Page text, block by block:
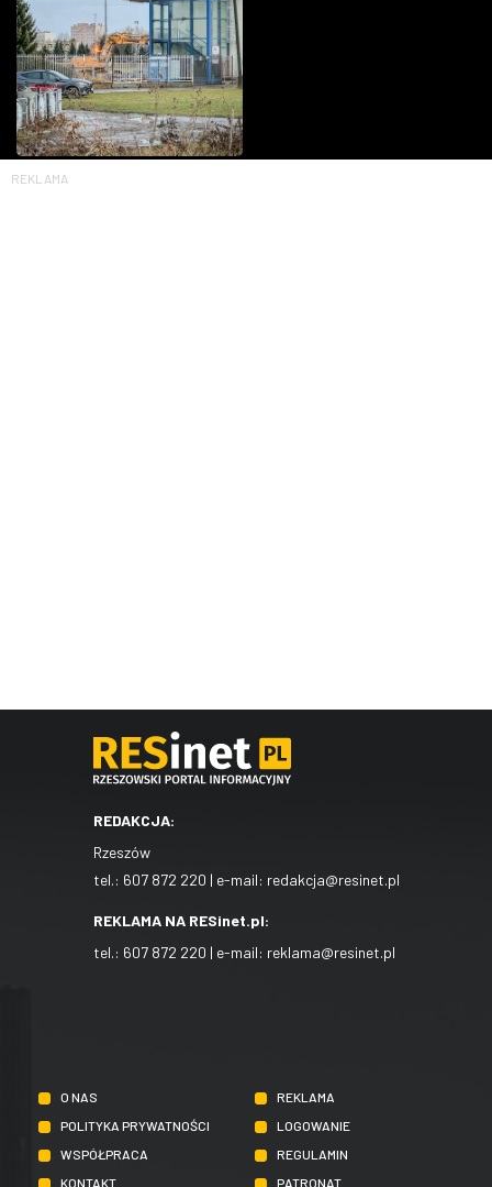
REKLAMA
REDAKCJA:
Rzeszów
tel.: 607 872 220 | e-mail: redakcja@resinet.pl
REKLAMA NA RESinet.pl:
tel.: 607 872 220 | e-mail: reklama@resinet.pl
O NAS
REKLAMA
POLITYKA PRYWATNOŚCI
LOGOWANIE
WSPÓŁPRACA
REGULAMIN
KONTAKT
PATRONAT